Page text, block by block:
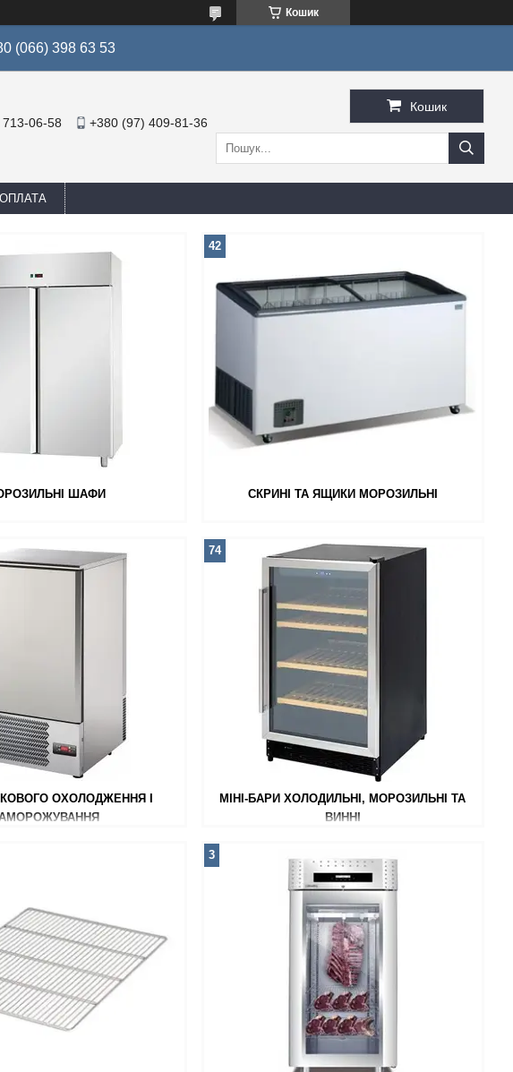
Кошик
(066) 398 63 53
06-58 +380 (97) 409-81-36
Кошик
ШАФИ СКРИНІ ТА ЯЩИКИ МОРОЗИЛЬНІ
42
ОХОЛОДЖЕННЯ І
МІНІ-БАРИ ХОЛОДИЛЬНІ, МОРОЗИЛЬНІ ТА
ВИННІ
74
3